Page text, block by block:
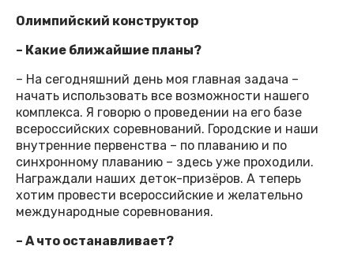
Олимпийский конструктор
– Какие ближайшие планы?
– На сегодняшний день моя главная задача –
начать использовать все возможности нашего
комплекса. Я говорю о проведении на его базе
всероссийских соревнований. Городские и наши
внутренние первенства – по плаванию и по
синхронному плаванию – здесь уже проходили.
Награждали наших деток-призёров. А теперь
хотим провести всероссийские и желательно
международные соревнования.
– А что останавливает?